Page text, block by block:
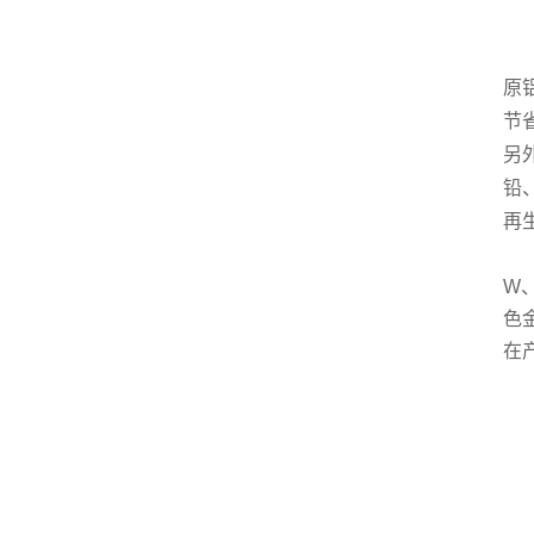
原
节
另
铅
再
W
色
在